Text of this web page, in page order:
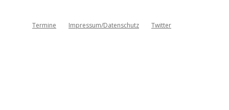
Termine Impressum/Datenschutz Twitter